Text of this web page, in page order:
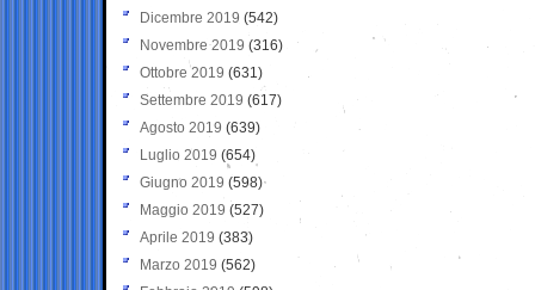
Dicembre 2019 (542)
Novembre 2019 (316)
Ottobre 2019 (631)
Settembre 2019 (617)
Agosto 2019 (639)
Luglio 2019 (654)
Giugno 2019 (598)
Maggio 2019 (527)
Aprile 2019 (383)
Marzo 2019 (562)